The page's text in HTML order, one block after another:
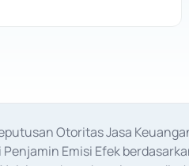
Otoritas Jasa
Emisi Efek